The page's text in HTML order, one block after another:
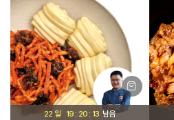
22 일 19 20 12